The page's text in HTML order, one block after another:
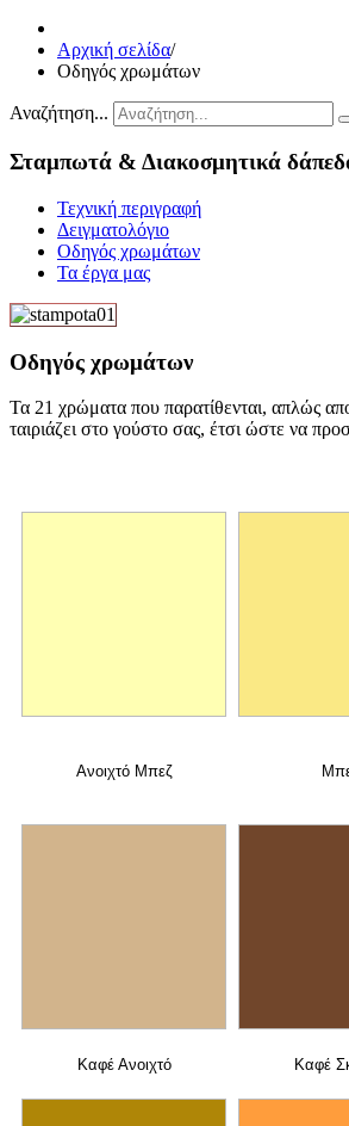
Αρχική σελίδα/
Οδηγός χρωμάτων
Αναζήτηση...
Σταμπωτά & Διακοσμητικά
Τεχνική περιγραφή
Δειγματολόγιο
Οδηγός χρωμάτων
Τα έργα μας
Οδηγός χρωμάτων
Τα 21 χρώματα που παρατίθενται, απλώς
ταιριάζει στο γούστο σας, έτσι ώστε να
Ανοιχτό Μπεζ
Καφέ Ανοιχτό Καφέ